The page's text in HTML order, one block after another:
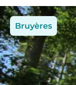
Bruyères